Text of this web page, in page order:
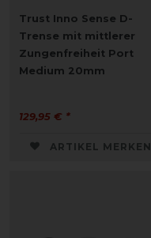
Trust Inno Sense D-
Trense mit mittlerer
Zungenfreiheit Port
Medium 20mm
129,95 € *
ARTIKEL MERKEN